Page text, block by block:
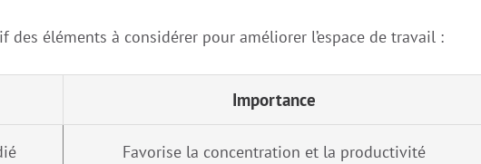
éléments à considérer pour améliorer l’espace de travail :
Importance
Favorise la concentration et la productivité